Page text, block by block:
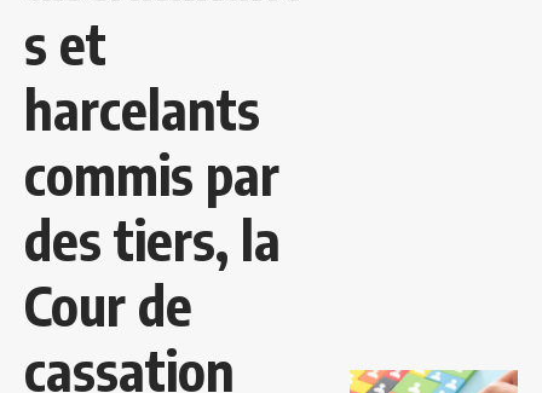
s et
harcelants
commis par
des tiers, la
Cour de
cassation